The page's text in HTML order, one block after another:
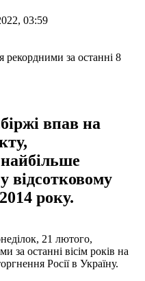
03:59
впав на
відсотковому
року.
21 лютого,
за останні вісім років на
Росії в Україну.